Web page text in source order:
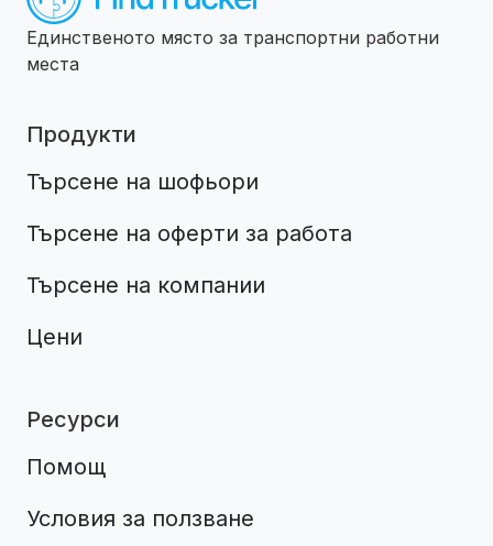
Единственото място за транспортни работни
места
Продукти
Търсене на шофьори
Търсене на оферти за работа
Търсене на компании
Цени
Ресурси
Помощ
Условия за ползване